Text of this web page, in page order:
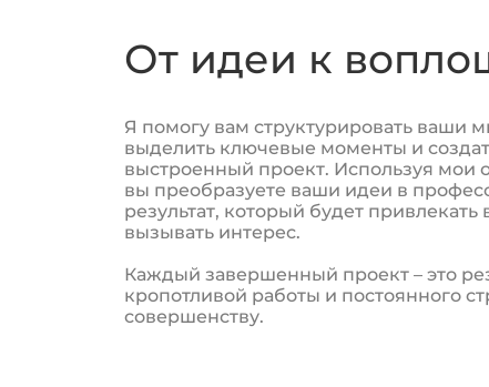
От идеи к
Я помогу вам структурировать ваши
выделить ключевые моменты и
выстроенный проект. Используя мои
вы преобразуете ваши идеи в
результат, который будет
вызывать интерес.
Каждый завершенный проект – это
кропотливой работы и постоянного
совершенству.